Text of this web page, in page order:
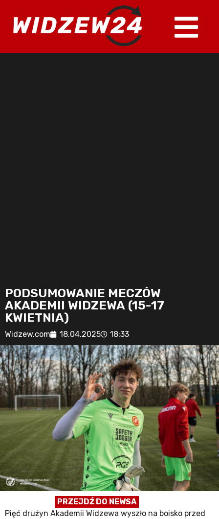
PODSUMOWANIE MECZÓW
AKADEMII WIDZEWA (15-17
KWIETNIA)
Widzew.com 18.04.2025 18:33
PRZEJDŹ DO NEWSA
Pięć drużyn Akademii Widzewa wyszło na boisko przed